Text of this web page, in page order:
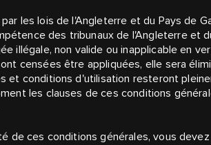
les lois de l'Angleterre et du Pays de
des tribunaux de l'Angleterre et
illégale, non valide ou inapplicable en
censées être appliquées, elle sera
et conditions d'utilisation resteront
les clauses de ces conditions
de ces conditions générales, vous